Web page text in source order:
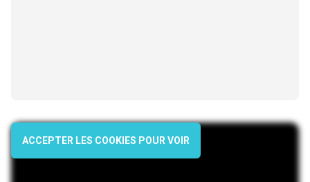
ACCEPTER LES COOKIES POUR VOIR